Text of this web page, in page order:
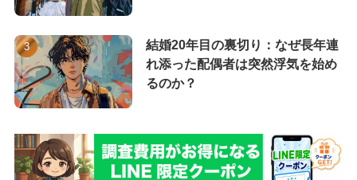
結婚20年目の裏切り：なぜ長年連
れ添った配偶者は突然浮気を始め
るのか？